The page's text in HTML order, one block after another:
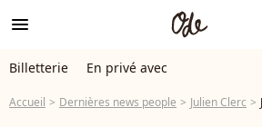
menu
Billetterie En privé avec
Accueil Dernières news people Julien Clerc